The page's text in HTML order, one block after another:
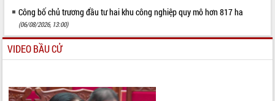
Công bố chủ trương đầu tư hai khu công nghiệp quy mô hơn 817 ha
(06/08/2026, 13:00)
VIDEO BẦU CỬ